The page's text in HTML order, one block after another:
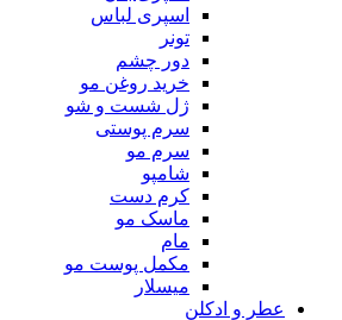
اسپری لباس
تونر
دور چشم
خرید روغن مو
ژل شست و شو
سرم پوستی
سرم مو
شامپو
کرم دست
ماسک مو
مام
مکمل پوست مو
میسلار
عطر و ادکلن